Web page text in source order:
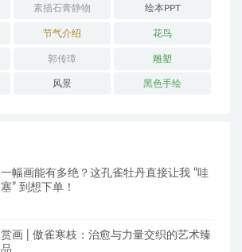
素描石膏静物 绘本PPT
节气介绍 花鸟
郭传璋 雕塑
风景 黑色手绘
一幅画能有多绝？这孔雀牡丹直接让我 “哇
塞” 到想下单！
赏画 | 傲雀寒枝：治愈与力量交织的艺术臻